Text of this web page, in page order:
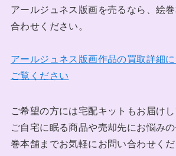
アールジュネス版画を売るなら、絵
合わせください。
アールジュネス版画作品の買取詳細
ご覧ください
ご希望の方には宅配キットもお届けし
ご自宅に眠る商品や売却先にお悩み
巻本舗までお気軽にお問い合わせくだ